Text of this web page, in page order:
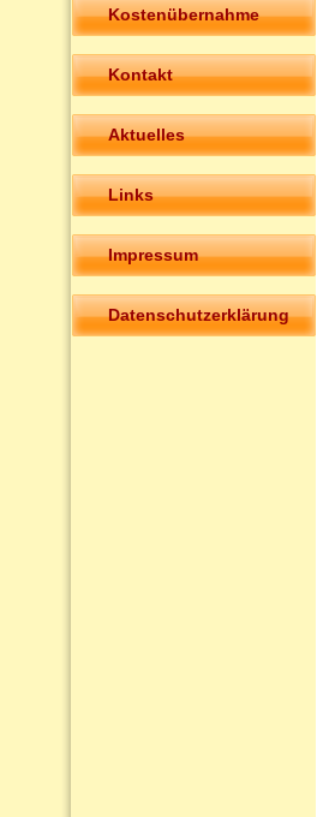
Kostenübernahme
Kontakt
Aktuelles
Links
Impressum
Datenschutzerklärung